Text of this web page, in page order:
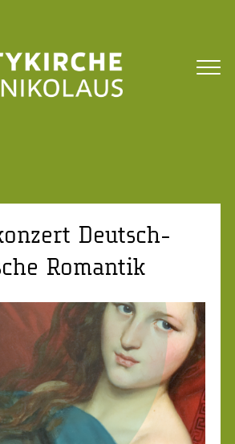
Deutsch-
Romantik